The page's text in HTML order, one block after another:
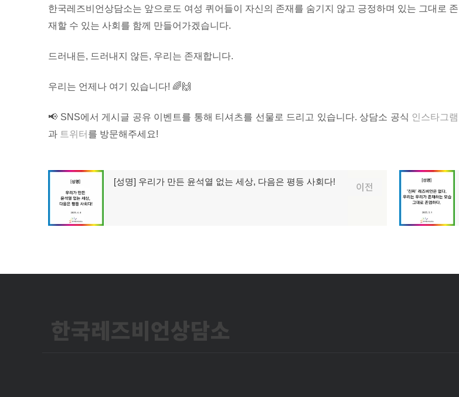
한국레즈비언상담소는 앞으로도 여성 퀴어들이 자신의 존재를 숨기지 않고 긍정하며 있는 그대로 존
재할 수 있는 사회를 함께 만들어가겠습니다.
드러내든, 드러내지 않든, 우리는 존재합니다.
우리는 언제나 여기 있습니다! 🌈🙌
📢 SNS에서 게시글 공유 이벤트를 통해 티셔츠를 선물로 드리고 있습니다. 상담소 공식 인스타그램
과 트위터 를 방문해주세요!
탐
색
이전
전
글:
[성명] 우리가 만든 윤석열 없는 세상, 다음은 평등 사회다!
음
한국레즈비언상담소